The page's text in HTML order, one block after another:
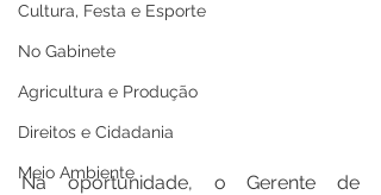
Cultura, Festa e Esporte
No Gabinete
Agricultura e Produção
Direitos e Cidadania
Meio Ambiente
Na oportunidade, o Gerente de